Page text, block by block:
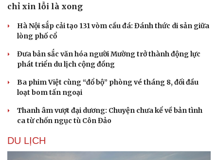
chỉ xin lỗi là xong
Hà Nội sắp cải tạo 131 vòm cầu đá: Đánh thức di sản giữa
lòng phố cổ
Đưa bản sắc văn hóa người Mường trở thành động lực
phát triển du lịch cộng đồng
Ba phim Việt cùng “đổ bộ” phòng vé tháng 8, đối đầu
loạt bom tấn ngoại
Thanh âm vượt đại dương: Chuyện chưa kể về bản tình
ca từ chốn ngục tù Côn Đảo
DU LỊCH